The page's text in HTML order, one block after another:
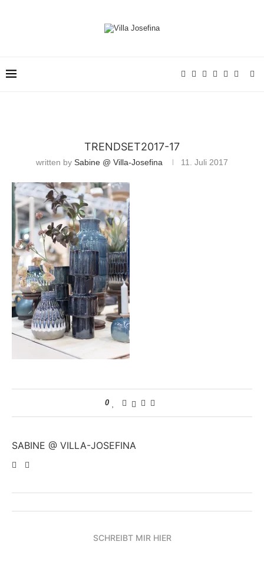
TRENDSET2017-17
written by Sabine @ Villa-Josefina 11. Juli 2017
0
SABINE @ VILLA-JOSEFINA
SCHREIBT MIR HIER